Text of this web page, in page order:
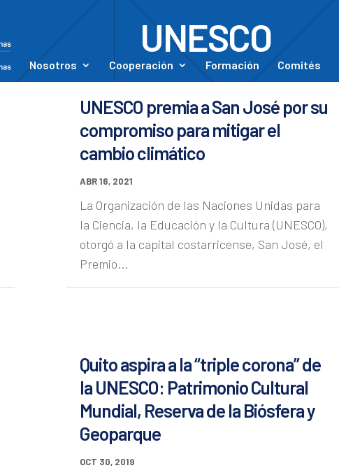
Nosotros Cooperación Formación Comités
UNESCO
UNESCO premia a San José por su
compromiso para mitigar el
cambio climático
ABR 16, 2021
La Organización de las Naciones Unidas para
la Ciencia, la Educación y la Cultura (UNESCO),
otorgó a la capital costarricense, San José, el
Premio...
Quito aspira a la “triple corona” de
la UNESCO: Patrimonio Cultural
Mundial, Reserva de la Biósfera y
Geoparque
OCT 30, 2019